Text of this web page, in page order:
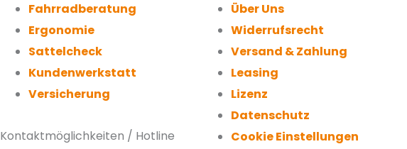
Fahrradberatung
Ergonomie
Sattelcheck
Kundenwerkstatt
Versicherung
Kontaktmöglichkeiten / Hotline
Über Uns
Widerrufsrecht
Versand & Zahlung
Leasing
Lizenz
Datenschutz
Cookie Einstellungen